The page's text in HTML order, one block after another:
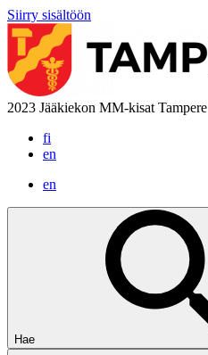
Siirry sisältöön
2023 Jääkiekon MM-kisat Tampere
fi
en
en
Hae